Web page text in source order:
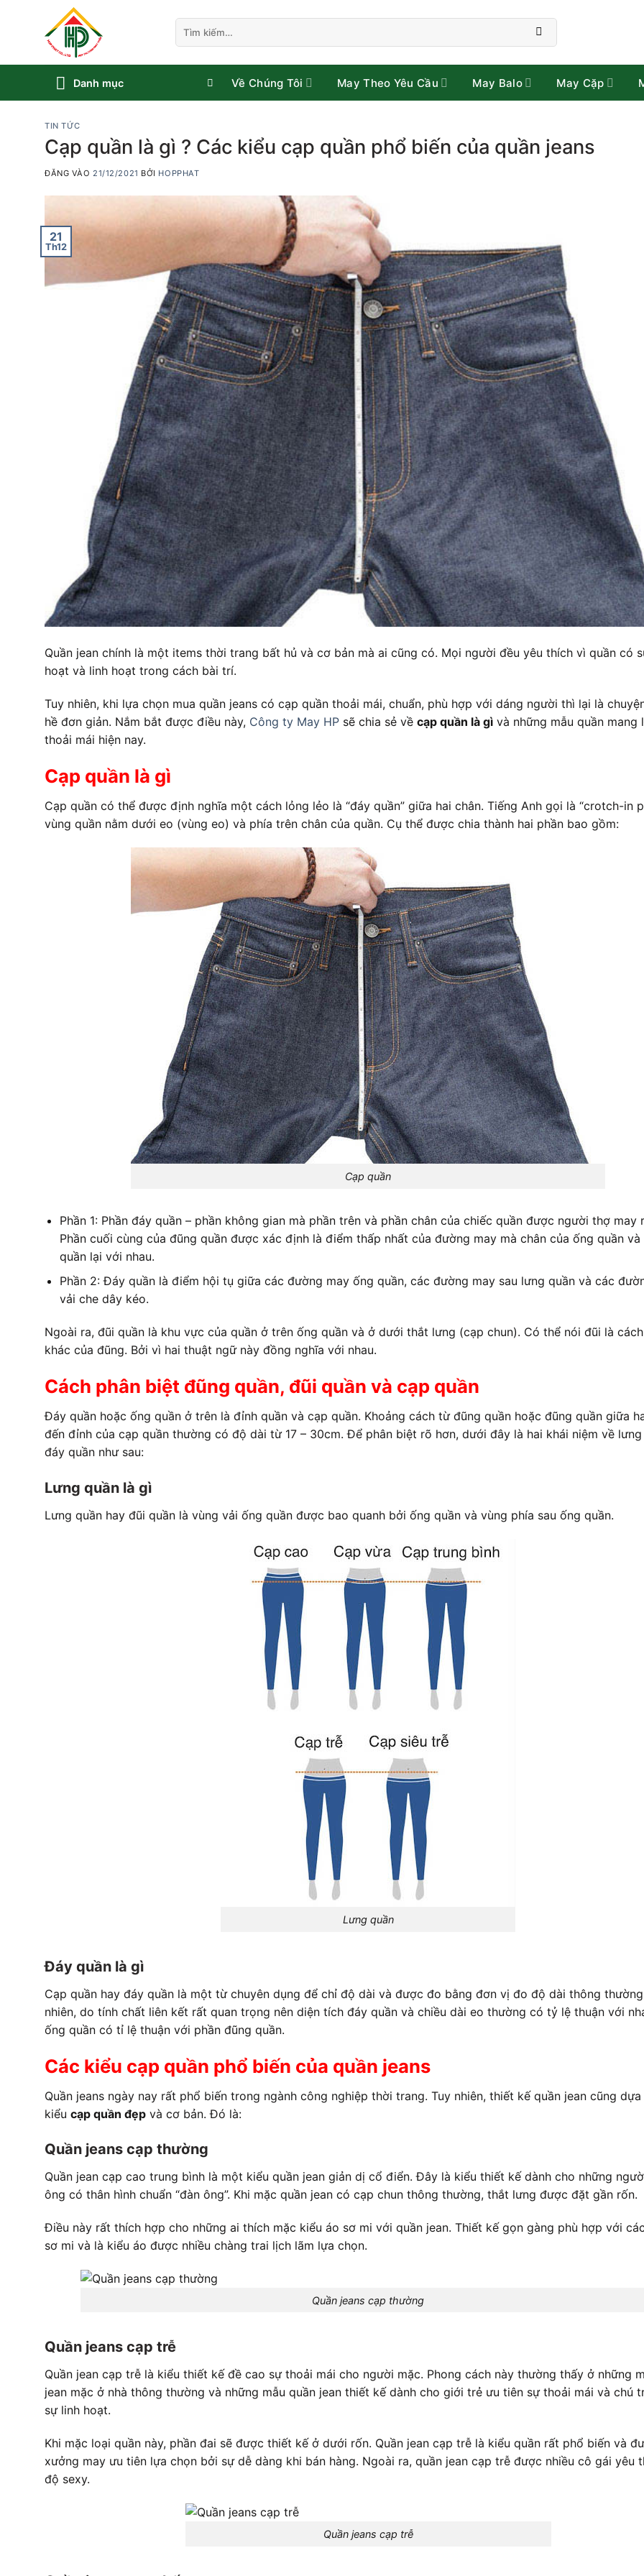
dung
kiếm:
Danh mục Về Chúng Tôi May Theo Yêu Cầu May Balo May Cặp
TIN TỨC
Cạp quần là gì ? Các kiểu cạp quần phổ biến của quần jeans
ĐĂNG VÀO21/12/2021 BỞI HOPPHAT
21
Th12
Quần jean chính là một items thời trang bất hủ và cơ bản mà ai cũng có. Mọi người đều yêu thích vì quần có
hoạt và linh hoạt trong cách bài trí.
Tuy nhiên, khi lựa chọn mua quần jeans có cạp quần thoải mái, chuẩn, phù hợp với dáng người thì lại là
hề đơn giản. Nắm bắt được điều này, Công ty May HP sẽ chia sẻ về cạp quần là gì và những mẫu quần mang
thoải mái hiện nay.
Cạp quần là gì
Cạp quần có thể được định nghĩa một cách lỏng lẻo là “đáy quần” giữa hai chân. Tiếng Anh gọi là “crotch-in
vùng quần nằm dưới eo (vùng eo) và phía trên chân của quần. Cụ thể được chia thành hai phần bao gồm:
Cạp quần
Phần 1: Phần đáy quần – phần không gian mà phần trên và phần chân của chiếc quần được người thợ may
Phần cuối cùng của đũng quần được xác định là điểm thấp nhất của đường may mà chân của ống quần và
quần lại với nhau.
Phần 2: Đáy quần là điểm hội tụ giữa các đường may ống quần, các đường may sau lưng quần và các
vải che dây kéo.
Ngoài ra, đũi quần là khu vực của quần ở trên ống quần và ở dưới thắt lưng (cạp chun). Có thể nói đũi là
khác của đũng. Bởi vì hai thuật ngữ này đồng nghĩa với nhau.
Cách phân biệt đũng quần, đũi quần và cạp quần
Đáy quần hoặc ống quần ở trên là đỉnh quần và cạp quần. Khoảng cách từ đũng quần hoặc đũng quần giữa
đến đỉnh của cạp quần thường có độ dài từ 17 – 30cm. Để phân biệt rõ hơn, dưới đây là hai khái niệm về lưng
đáy quần như sau:
Lưng quần là gì
Lưng quần hay đũi quần là vùng vải ống quần được bao quanh bởi ống quần và vùng phía sau ống quần.
Lưng quần
Đáy quần là gì
Cạp quần hay đáy quần là một từ chuyên dụng để chỉ độ dài và được đo bằng đơn vị đo độ dài thông
nhiên, do tính chất liên kết rất quan trọng nên diện tích đáy quần và chiều dài eo thường có tỷ lệ thuận với
ống quần có tỉ lệ thuận với phần đũng quần.
Các kiểu cạp quần phổ biến của quần jeans
Quần jeans ngày nay rất phổ biến trong ngành công nghiệp thời trang. Tuy nhiên, thiết kế quần jean cũng
kiểu cạp quần đẹp và cơ bản. Đó là:
Quần jeans cạp thường
Quần jean cạp cao trung bình là một kiểu quần jean giản dị cổ điển. Đây là kiểu thiết kế dành cho những
ông có thân hình chuẩn “đàn ông”. Khi mặc quần jean có cạp chun thông thường, thắt lưng được đặt gần rốn.
Điều này rất thích hợp cho những ai thích mặc kiểu áo sơ mi với quần jean. Thiết kế gọn gàng phù hợp với
sơ mi và là kiểu áo được nhiều chàng trai lịch lãm lựa chọn.
Quần jeans cạp thường
Quần jeans cạp trễ
Quần jean cạp trễ là kiểu thiết kế đề cao sự thoải mái cho người mặc. Phong cách này thường thấy ở những
jean mặc ở nhà thông thường và những mẫu quần jean thiết kế dành cho giới trẻ ưu tiên sự thoải mái và chú
sự linh hoạt.
Khi mặc loại quần này, phần đai sẽ được thiết kế ở dưới rốn. Quần jean cạp trễ là kiểu quần rất phổ biến và
xưởng may ưu tiên lựa chọn bởi sự dễ dàng khi bán hàng. Ngoài ra, quần jean cạp trễ được nhiều cô gái yêu
độ sexy.
Quần jeans cạp trễ